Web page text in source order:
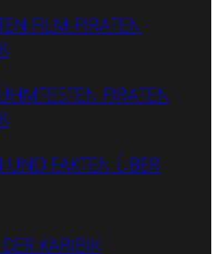
FILM-PIRATEN
PIRATEN
UND FAKTEN ÜBER
KARIBIK